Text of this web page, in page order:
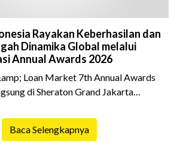
Rayakan Keberhasilan dan
Dinamika Global melalui
Annual Awards 2026
Loan Market 7th Annual Awards
di Sheraton Grand Jakarta
pelaku industri properti dan keuangan.
executives dan principals
Baca Selengkapnya